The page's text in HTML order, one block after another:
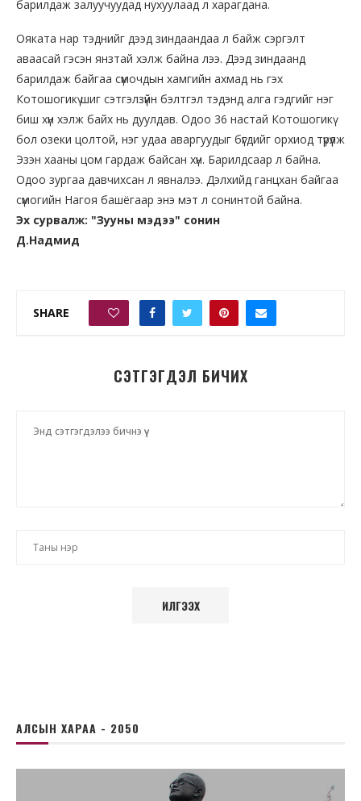
барилдаж залуучуудад нухуулаад л харагдана.
Ояката нар тэднийг дээд зиндаандаа л байж сэргэлт
аваасай гэсэн янзтай хэлж байна лээ. Дээд зиндаанд
барилдаж байгаа сүмочдын хамгийн ахмад нь гэх
Котошогикү шиг сэтгэлзүйн бэлтгэл тэдэнд алга гэдгийг нэг
биш хүн хэлж байх нь дуулдав. Одоо 36 настай Котошогикү
бол озеки цолтой, нэг удаа аваргуудыг бүгдийг орхиод түрүүлж
Эзэн хааны цом гардаж байсан хүн. Барилдсаар л байна.
Одоо зургаа давчихсан л явналээ. Дэлхийд ганцхан байгаа
сүмогийн Нагоя башёгаар энэ мэт л сонинтой байна.
Эх сурвалж: "Зууны мэдээ" сонин
Д.Надмид
SHARE
СЭТГЭГДЭЛ БИЧИХ
АЛСЫН ХАРАА - 2050